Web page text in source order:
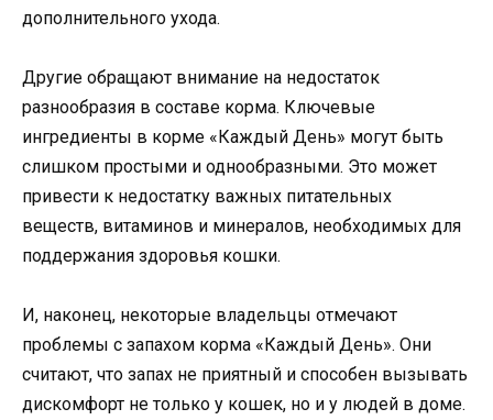
дополнительного ухода.
Другие обращают внимание на недостаток
разнообразия в составе корма. Ключевые
ингредиенты в корме «Каждый День» могут быть
слишком простыми и однообразными. Это может
привести к недостатку важных питательных
веществ, витаминов и минералов, необходимых для
поддержания здоровья кошки.
И, наконец, некоторые владельцы отмечают
проблемы с запахом корма «Каждый День». Они
считают, что запах не приятный и способен вызывать
дискомфорт не только у кошек, но и у людей в доме.